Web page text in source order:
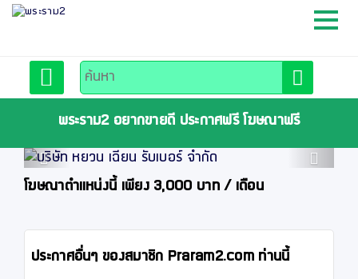
สมัครสมาชิก
ลงประกาศฟรี
พระราม2 อยากขายดี ประกาศฟรี โฆษณาฟรี
Previous
โฆษณาตำแหน่งนี้ เพียง 3,000 บาท / เดือน
ประกาศอื่นๆ ของสมาชิก Praram2.com ท่านนี้